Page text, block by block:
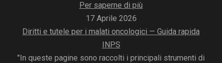
Per saperne di più
17 Aprile 2026
Diritti e tutele per i malati oncologici — Guida rapida
INPS
"In queste pagine sono raccolti i principali strumenti di